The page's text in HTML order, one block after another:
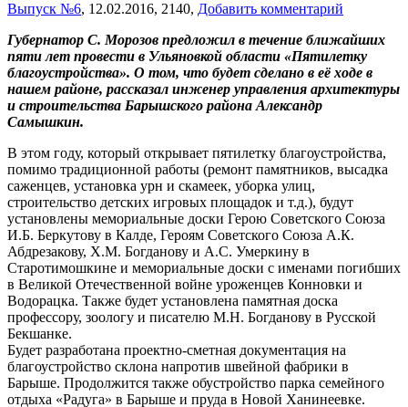
Выпуск №6, 12.02.2016, 2140, Добавить комментарий
Губернатор С. Морозов предложил в течение ближайших
пяти лет провести в Ульяновкой области «Пятилетку
благоустройства». О том, что будет сделано в её ходе в
нашем районе, рассказал инженер управления архитектуры
и строительства Барышского района Александр
Самышкин.
В этом году, который открывает пятилетку благоустройства,
помимо традиционной работы (ремонт памятников, высадка
саженцев, установка урн и скамеек, уборка улиц,
строительство детских игровых площадок и т.д.), будут
установлены мемориальные доски Герою Советского Союза
И.Б. Беркутову в Калде, Героям Советского Союза А.К.
Абдрезакову, Х.М. Богданову и А.С. Умеркину в
Старотимошкине и мемориальные доски с именами погибших
в Великой Отечественной войне уроженцев Конновки и
Водорацка. Также будет установлена памятная доска
профессору, зоологу и писателю М.Н. Богданову в Русской
Бекшанке.
Будет разработана проектно-сметная документация на
благоустройство склона напротив швейной фабрики в
Барыше. Продолжится также обустройство парка семейного
отдыха «Радуга» в Барыше и пруда в Новой Ханинеевке.